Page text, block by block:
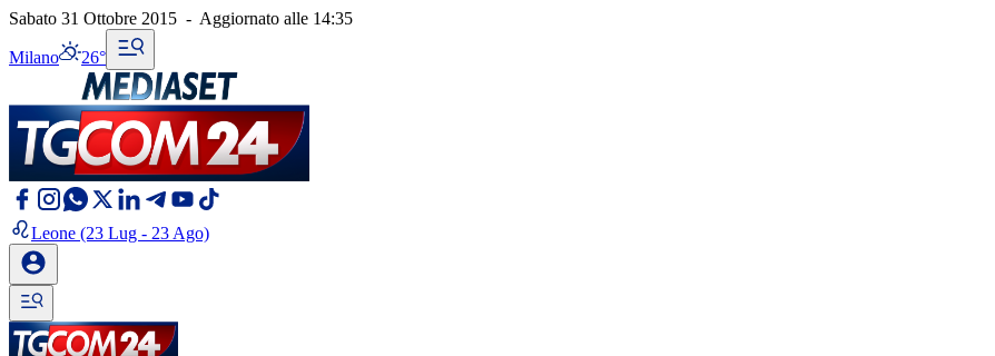
Sabato 31 Ottobre 2015 - Aggiornato alle 14:35
Milano 26°
Leone (23 Lug - 23 Ago)